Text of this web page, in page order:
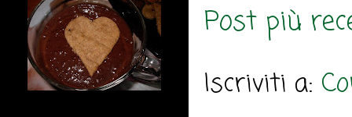
Post più
Iscriviti a: